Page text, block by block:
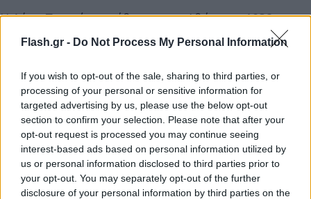
Flash.gr - Do Not Process My Personal Information
If you wish to opt-out of the sale, sharing to third parties, or
processing of your personal or sensitive information for
targeted advertising by us, please use the below opt-out
section to confirm your selection. Please note that after your
opt-out request is processed you may continue seeing
interest-based ads based on personal information utilized by
us or personal information disclosed to third parties prior to
your opt-out. You may separately opt-out of the further
disclosure of your personal information by third parties on the
Η Λένα Παππά γεννήθηκε στην Αθήνα το 1932 και
σπούδασε Ιστορία και Αρχαιολογία στη Φιλοσοφική
Ινστιτούτο Αθηνών. Παρακολούθησε μαθήματα
Ιστορίας Τέχνης στην Ανωτάτη Σχολή Καλών
Τεχνών και μετεκπαιδεύτηκε με υποτροφία στο
Παρίσι, όπου παρακολούθησε στη Σορβόννη
μαθήματα Ιστορίας της Μοντέρνας Τέχνης,
παίρνοντας το Diplôme d' Études Approfondies
[Πλήρες Δίπλωμα Σπουδών].